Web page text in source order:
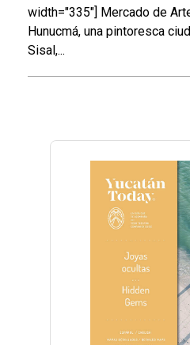
width="335"] Mercado de
Hunucmá, una pintoresca
Sisal,...